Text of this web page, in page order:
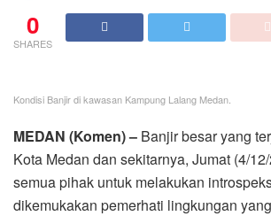
0
SHARES
Kondisi Banjir di kawasan Kampung Lalang Medan.
MEDAN (Komen) – Banjir besar yang
Kota Medan dan sekitarnya, Jumat (4/
semua pihak untuk melakukan
dikemukakan pemerhati lingkungan